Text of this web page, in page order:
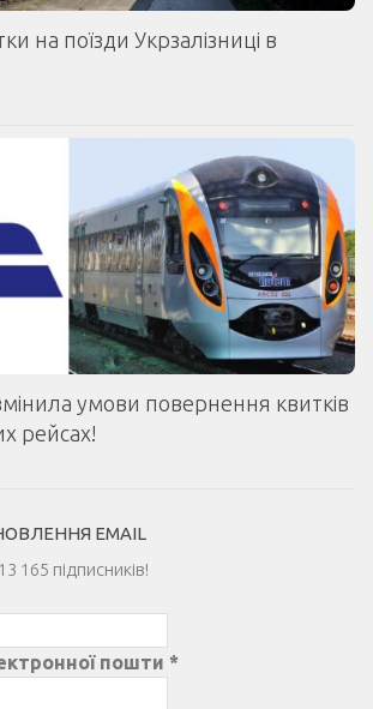
на поїзди Укрзалізниці в
умови повернення квитків
рейсах!
EMAIL
165 підписників!
пошти *